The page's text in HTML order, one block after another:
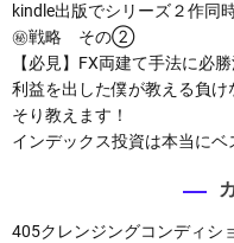
kindle出版でシリーズ２作同
㊙戦略 その②
【必見】FX両建て手法に必
利益を出した僕が教える負
そり教えます！
インデックス投資は本当にベ
405クレンジングコンディシ